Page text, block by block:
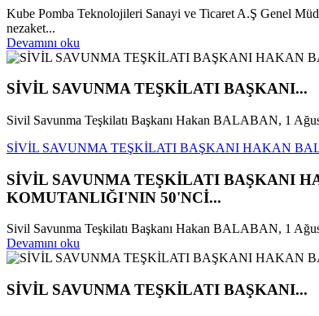
Kube Pomba Teknolojileri Sanayi ve Ticaret A.Ş Genel
nezaket...
Devamını oku
SİVİL SAVUNMA TEŞKİLATI BAŞKANI...
Sivil Savunma Teşkilatı Başkanı Hakan BALABAN, 1
SİVİL SAVUNMA TEŞKİLATI BAŞKANI HAKAN
SİVİL SAVUNMA TEŞKİLATI BAŞKANI
KOMUTANLIĞI'NIN 50'NCİ...
Sivil Savunma Teşkilatı Başkanı Hakan BALABAN, 1
Devamını oku
SİVİL SAVUNMA TEŞKİLATI BAŞKANI...